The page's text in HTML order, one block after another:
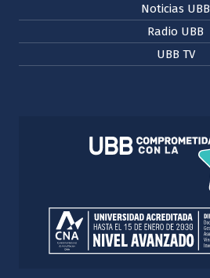
Noticias UBB
Radio UBB
UBB TV